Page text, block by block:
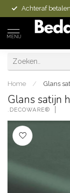
Achteraf
MENU
Home / Glans
Glans satijn
.DECOWARE®